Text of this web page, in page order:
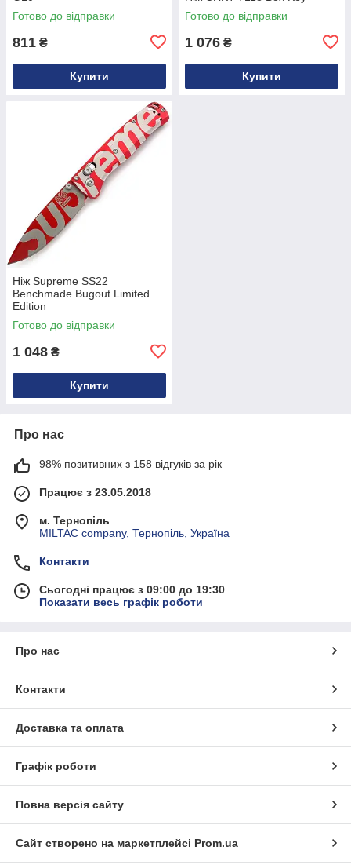
Готово до відправки
811 ₴
Купити
Готово до відправки
1 076 ₴
Купити
Ніж Supreme SS22
Benchmade Bugout Limited
Edition
Готово до відправки
1 048 ₴
Купити
Про нас
98% позитивних з 158 відгуків за рік
Працює з 23.05.2018
м. Тернопіль
MILTAC company, Тернопіль, Україна
Контакти
Сьогодні працює з 09:00 до 19:30
Показати весь графік роботи
Про нас
Контакти
Доставка та оплата
Графік роботи
Повна версія сайту
Сайт створено на маркетплейсі Prom.ua